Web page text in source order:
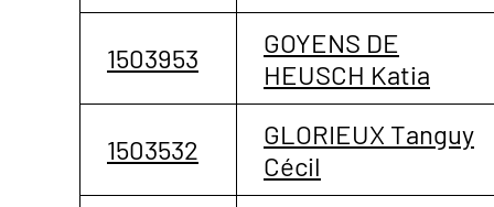
1503953
GOYENS DE
HEUSCH Katia
1503532
GLORIEUX Tanguy
Cécil